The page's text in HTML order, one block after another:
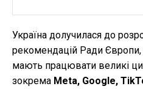
Україна долучилася до
рекомендацій Ради Європи,
мають працювати великі
зокрема Meta, Google,